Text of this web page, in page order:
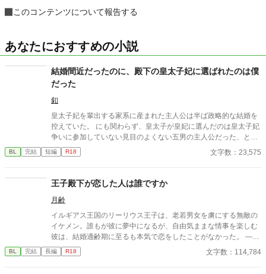
このコンテンツについて報告する
あなたにおすすめの小説
結婚間近だったのに、殿下の皇太子妃に選ばれたのは僕
だった
釦
皇太子妃を輩出する家系に産まれた主人公は半ば政略的な結婚を
控えていた。 にも関わらず、皇太子が皇妃に選んだのは皇太子妃
争いに参加していない見目のよくない五男の主人公だった、とい
うお話。
BL 完結 短編 R18 文字数：23,575
王子殿下が恋した人は誰ですか
月齢
イルギアス王国のリーリウス王子は、老若男女を虜にする無敵の
イケメン。誰もが彼に夢中になるが、自由気ままな情事を楽しむ
彼は、結婚適齢期に至るも本気で恋をしたことがなかった。 ――
仮装舞踏会の夜、運命の出会いをするまでは。 「私の結婚相手
は、彼しかいない」 一夜の情事ののち消えたその人を、リーリウ
BL 完結 長編 R18 文字数：114,784